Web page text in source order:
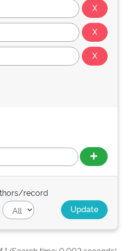
record